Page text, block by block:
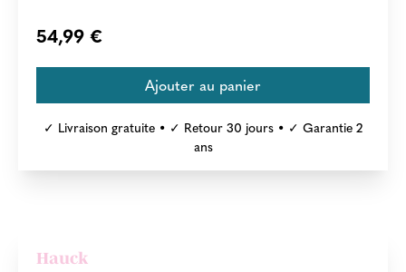
54,99 €
✓ Livraison gratuite • ✓ Retour 30 jours • ✓ Garantie 2
ans
Hauck